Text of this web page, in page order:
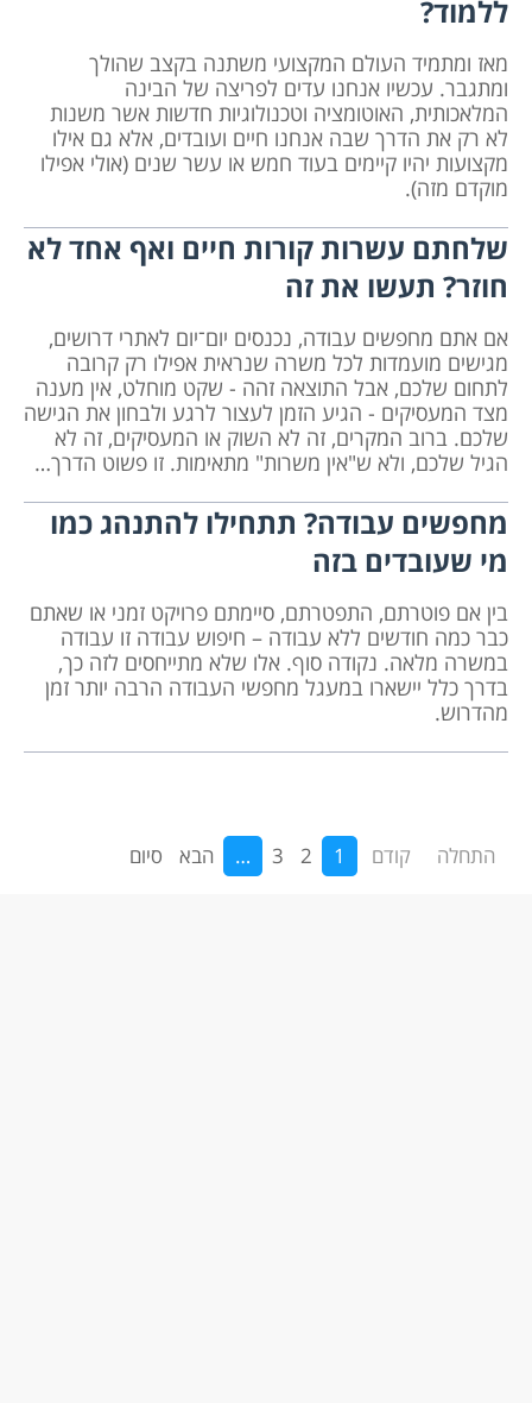
ללמוד?
מאז ומתמיד העולם המקצועי משתנה בקצב שהולך
ומתגבר. עכשיו אנחנו עדים לפריצה של הבינה
המלאכותית, האוטומציה וטכנולוגיות חדשות אשר משנות
לא רק את הדרך שבה אנחנו חיים ועובדים, אלא גם אילו
מקצועות יהיו קיימים בעוד חמש או עשר שנים (אולי אפילו
מוקדם מזה).
שלחתם עשרות קורות חיים ואף אחד לא
חוזר? תעשו את זה
אם אתם מחפשים עבודה, נכנסים יום־יום לאתרי דרושים,
מגישים מועמדות לכל משרה שנראית אפילו רק קרובה
לתחום שלכם, אבל התוצאה זהה - שקט מוחלט, אין מענה
מצד המעסיקים - הגיע הזמן לעצור לרגע ולבחון את הגישה
שלכם. ברוב המקרים, זה לא השוק או המעסיקים, זה לא
הגיל שלכם, ולא ש"אין משרות" מתאימות. זו פשוט הדרך…
מחפשים עבודה? תתחילו להתנהג כמו
מי שעובדים בזה
בין אם פוטרתם, התפטרתם, סיימתם פרויקט זמני או שאתם
כבר כמה חודשים ללא עבודה – חיפוש עבודה זו עבודה
במשרה מלאה. נקודה סוף. אלו שלא מתייחסים לזה כך,
בדרך כלל יישארו במעגל מחפשי העבודה הרבה יותר זמן
מהדרוש.
התחלה קודם 1
2
3
… הבא סיום